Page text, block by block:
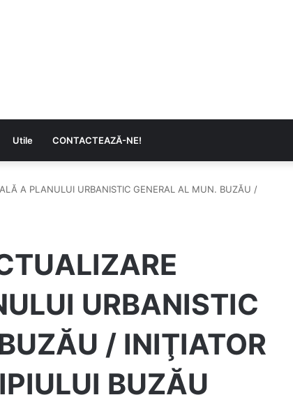
Utile CONTACTEAZĂ-NE!
A PLANULUI URBANISTIC GENERAL AL MUN. BUZĂU /
URBANISTIC
/ INIŢIATOR
BUZĂU